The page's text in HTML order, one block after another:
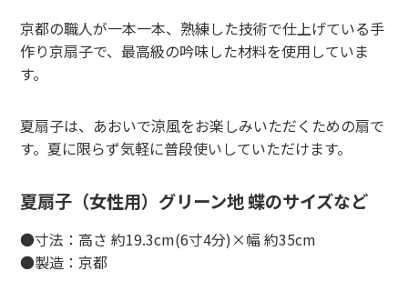
京都の職人が一本一本、熟練した技術で仕上げている手
作り京扇子で、最高級の吟味した材料を使用していま
す。
夏扇子は、あおいで涼風をお楽しみいただくための扇で
す。夏に限らず気軽に普段使いしていただけます。
夏扇子（女性用）グリーン地 蝶のサイズなど
●寸法：高さ 約19.3cm(6寸4分)×幅 約35cm
●製造：京都